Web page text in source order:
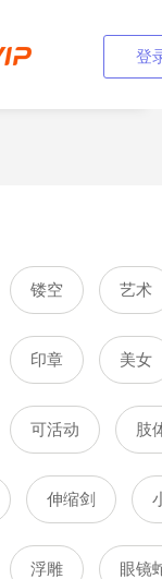
登
镂空 艺术
印章 美女
可活动 肢
伸缩剑
浮雕 眼镜